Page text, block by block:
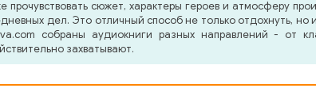
сюжет, характеры героев и атмосферу
дел. Это отличный способ не только отдохнуть, но
собраны аудиокниги разных направлений - от
захватывают.